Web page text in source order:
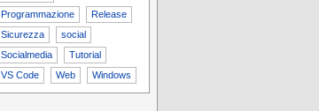
Programmazione
Release
Sicurezza
social
Socialmedia
Tutorial
VS Code
Web Windows